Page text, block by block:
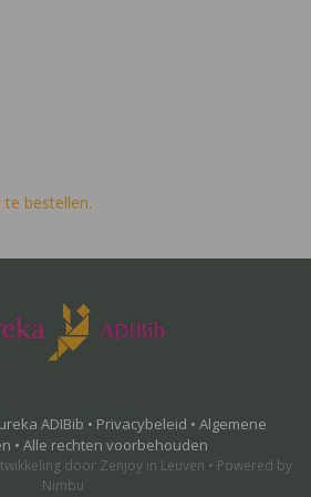
bestellen.
ADIBib • Privacybeleid • Algemene
• Alle rechten voorbehouden
door Zenjoy in Leuven • Powered by
Nimbu